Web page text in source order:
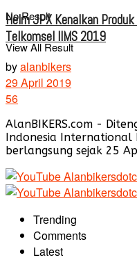
No Result
View All Result
Helm JPX Kenalkan
Telkomsel IIMS 2019
byalanbikers
29 April 2019
56
AlanBIKERS.com -
Indonesia International
berlangsung sejak 25
Trending
Comments
Latest